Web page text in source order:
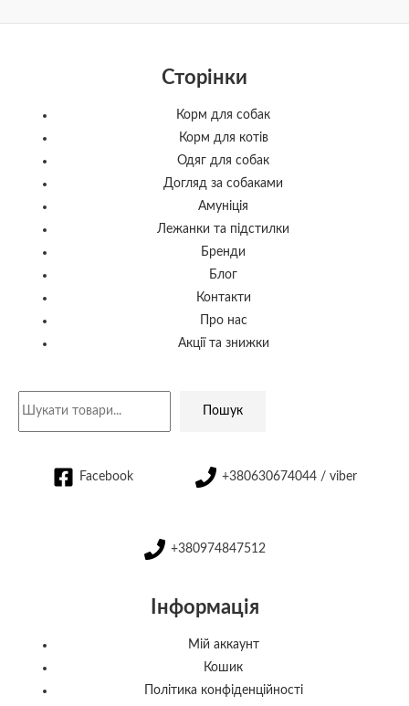
Сторінки
Корм для собак
Корм для котів
Одяг для собак
Догляд за собаками
Амуніція
Лежанки та підстилки
Бренди
Блог
Контакти
Про нас
Акції та знижки
Пошук
Facebook +380630674044 / viber
+380974847512
Інформація
Мій аккаунт
Кошик
Політика конфіденційності